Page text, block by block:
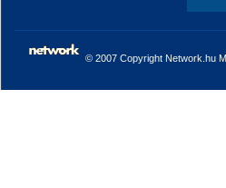
© 2007 Copyright Network.hu